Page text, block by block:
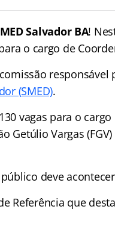
Salvador BA!
o cargo de
responsável
(SMED).
vagas para o cargo
Getúlio Vargas
deve
Referência que